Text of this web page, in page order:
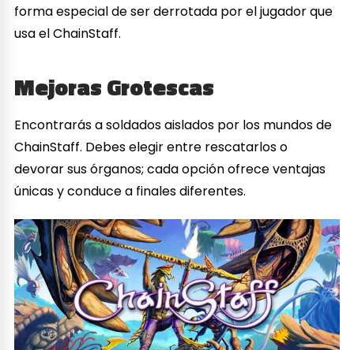
forma especial de ser derrotada por el jugador que
usa el ChainStaff.
Mejoras Grotescas
Encontrarás a soldados aislados por los mundos de
ChainStaff. Debes elegir entre rescatarlos o
devorar sus órganos; cada opción ofrece ventajas
únicas y conduce a finales diferentes.